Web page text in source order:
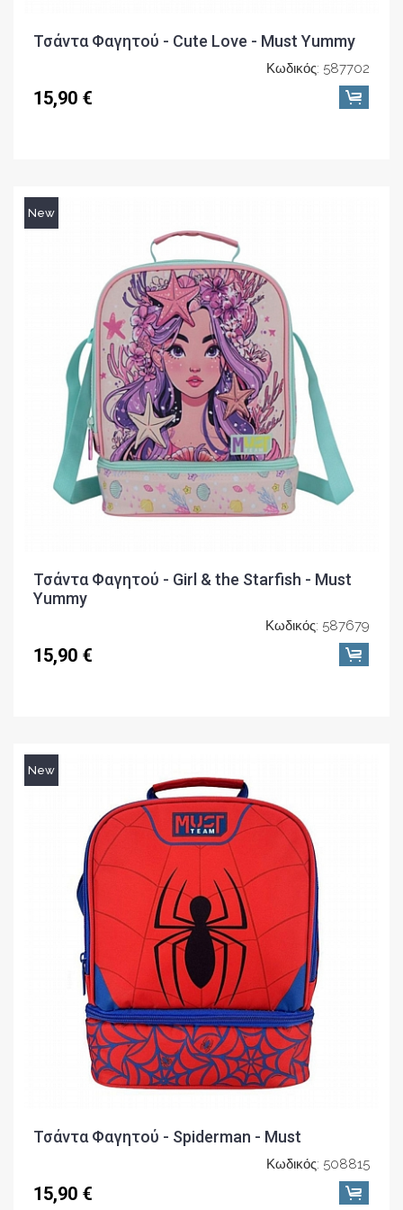
Τσάντα Φαγητού - Cute Love - Must Yummy
Κωδικός: 587702
15,90 €
New
Τσάντα Φαγητού - Girl & the Starfish - Must
Yummy
Κωδικός: 587679
15,90 €
New
Τσάντα Φαγητού - Spiderman - Must
Κωδικός: 508815
15,90 €